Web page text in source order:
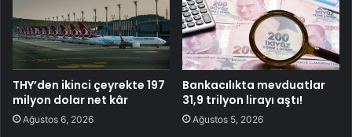
THY’den ikinci çeyrekte 197
milyon dolar net kâr
Ağustos 6, 2026
Bankacılıkta mevduatlar
31,9 trilyon lirayı aştı!
Ağustos 5, 2026